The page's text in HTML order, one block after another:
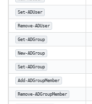
Set-ADUser
Remove-ADUser
Get-ADGroup
New-ADGroup
Set-ADGroup
Add-ADGroupMember
Remove-ADGroupMember